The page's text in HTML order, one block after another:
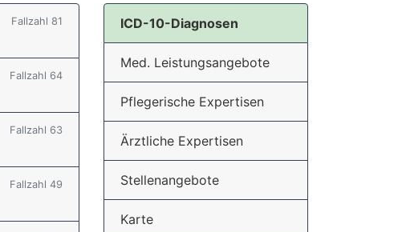
Fallzahl 81
Fallzahl 64
Fallzahl 63
Fallzahl 49
ICD-10-Diagnosen
Med. Leistungsangebote
Pflegerische Expertisen
Ärztliche Expertisen
Stellenangebote
Karte